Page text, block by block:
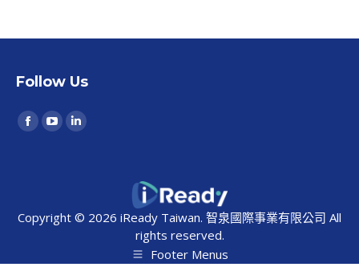
Follow Us
Find us on:
Facebook
new
YouTube
new
Linkedin
new
Copyright © 2026 iReady Taiwan. 智泉國際事業有限公司 All
rights reserved.
Footer Menus